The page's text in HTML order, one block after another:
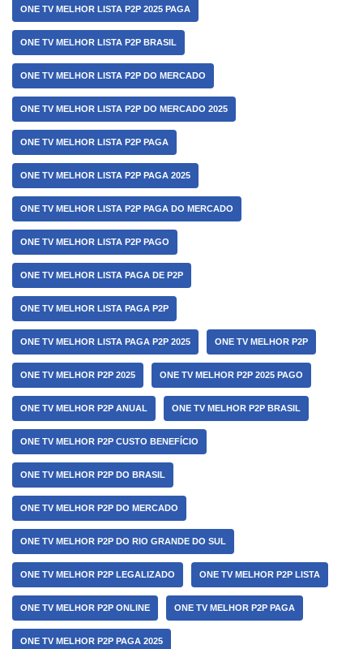
ONE TV MELHOR LISTA P2P 2025 PAGA
ONE TV MELHOR LISTA P2P BRASIL
ONE TV MELHOR LISTA P2P DO MERCADO
ONE TV MELHOR LISTA P2P DO MERCADO 2025
ONE TV MELHOR LISTA P2P PAGA
ONE TV MELHOR LISTA P2P PAGA 2025
ONE TV MELHOR LISTA P2P PAGA DO MERCADO
ONE TV MELHOR LISTA P2P PAGO
ONE TV MELHOR LISTA PAGA DE P2P
ONE TV MELHOR LISTA PAGA P2P
ONE TV MELHOR LISTA PAGA P2P 2025 ONE TV MELHOR P2P
ONE TV MELHOR P2P 2025 ONE TV MELHOR P2P 2025 PAGO
ONE TV MELHOR P2P ANUAL ONE TV MELHOR P2P BRASIL
ONE TV MELHOR P2P CUSTO BENEFÍCIO
ONE TV MELHOR P2P DO BRASIL
ONE TV MELHOR P2P DO MERCADO
ONE TV MELHOR P2P DO RIO GRANDE DO SUL
ONE TV MELHOR P2P LEGALIZADO ONE TV MELHOR P2P LISTA
ONE TV MELHOR P2P ONLINE ONE TV MELHOR P2P PAGA
ONE TV MELHOR P2P PAGA 2025